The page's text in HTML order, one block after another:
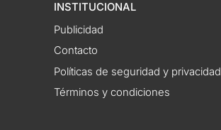
INSTITUCIONAL
Publicidad
Contacto
Políticas de seguridad y privacidad
Términos y condiciones